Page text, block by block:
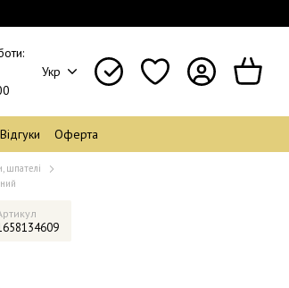
Укр
Відгуки Оферта
шпателі